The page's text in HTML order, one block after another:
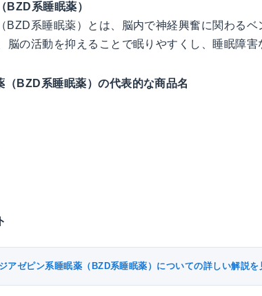
BZD系睡眠薬）
BZD系睡眠薬）とは、脳内で神経興奮に関わる
脳の活動を抑えることで眠りやすくし、睡眠障害
（BZD系睡眠薬）の代表的な商品名
アゼピン系睡眠薬（BZD系睡眠薬）についての詳しい解説を